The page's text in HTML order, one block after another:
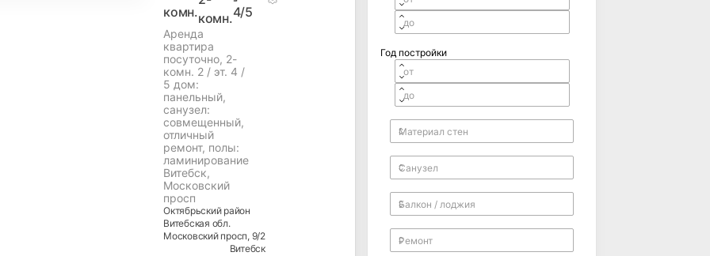
комн.комн.4/5
Аренда
квартира
посуточно, 2-
комн. 2 / эт. 4 /
5 дом:
панельный,
cанузел:
совмещенный,
отличный
ремонт, полы:
ламинирование
Витебск,
Московский
просп
Октябрьскийрайон
Витебская обл.
Московский просп, 9/2
Витебск
Год постройки